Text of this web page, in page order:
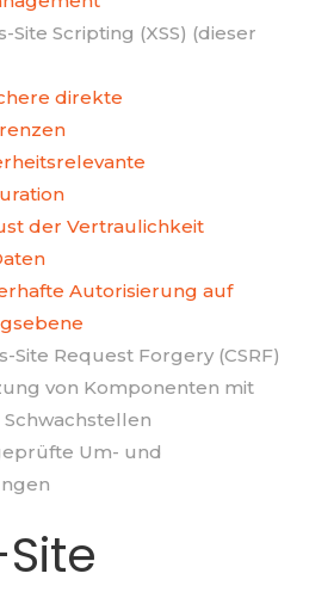
Site Scripting (XSS) (dieser
direkte
der Vertraulichkeit
Autorisierung auf
Site Request Forgery (CSRF)
von Komponenten mit
Um- und